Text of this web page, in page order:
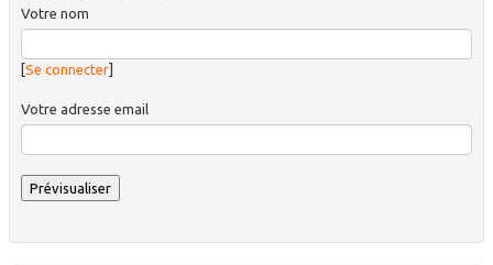
Votre nom
[Se connecter]
Votre adresse email